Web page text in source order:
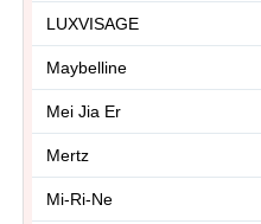
LUXVISAGE
Maybelline
Mei Jia Er
Mertz
Mi-Ri-Ne